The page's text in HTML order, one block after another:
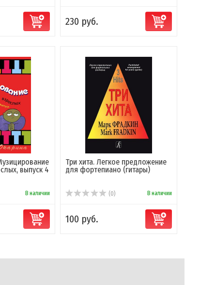
230 руб.
выпуск 4
В наличии
Три хита. Легкое предложение
для фортепиано (гитары)
(0) В наличии
100 руб.